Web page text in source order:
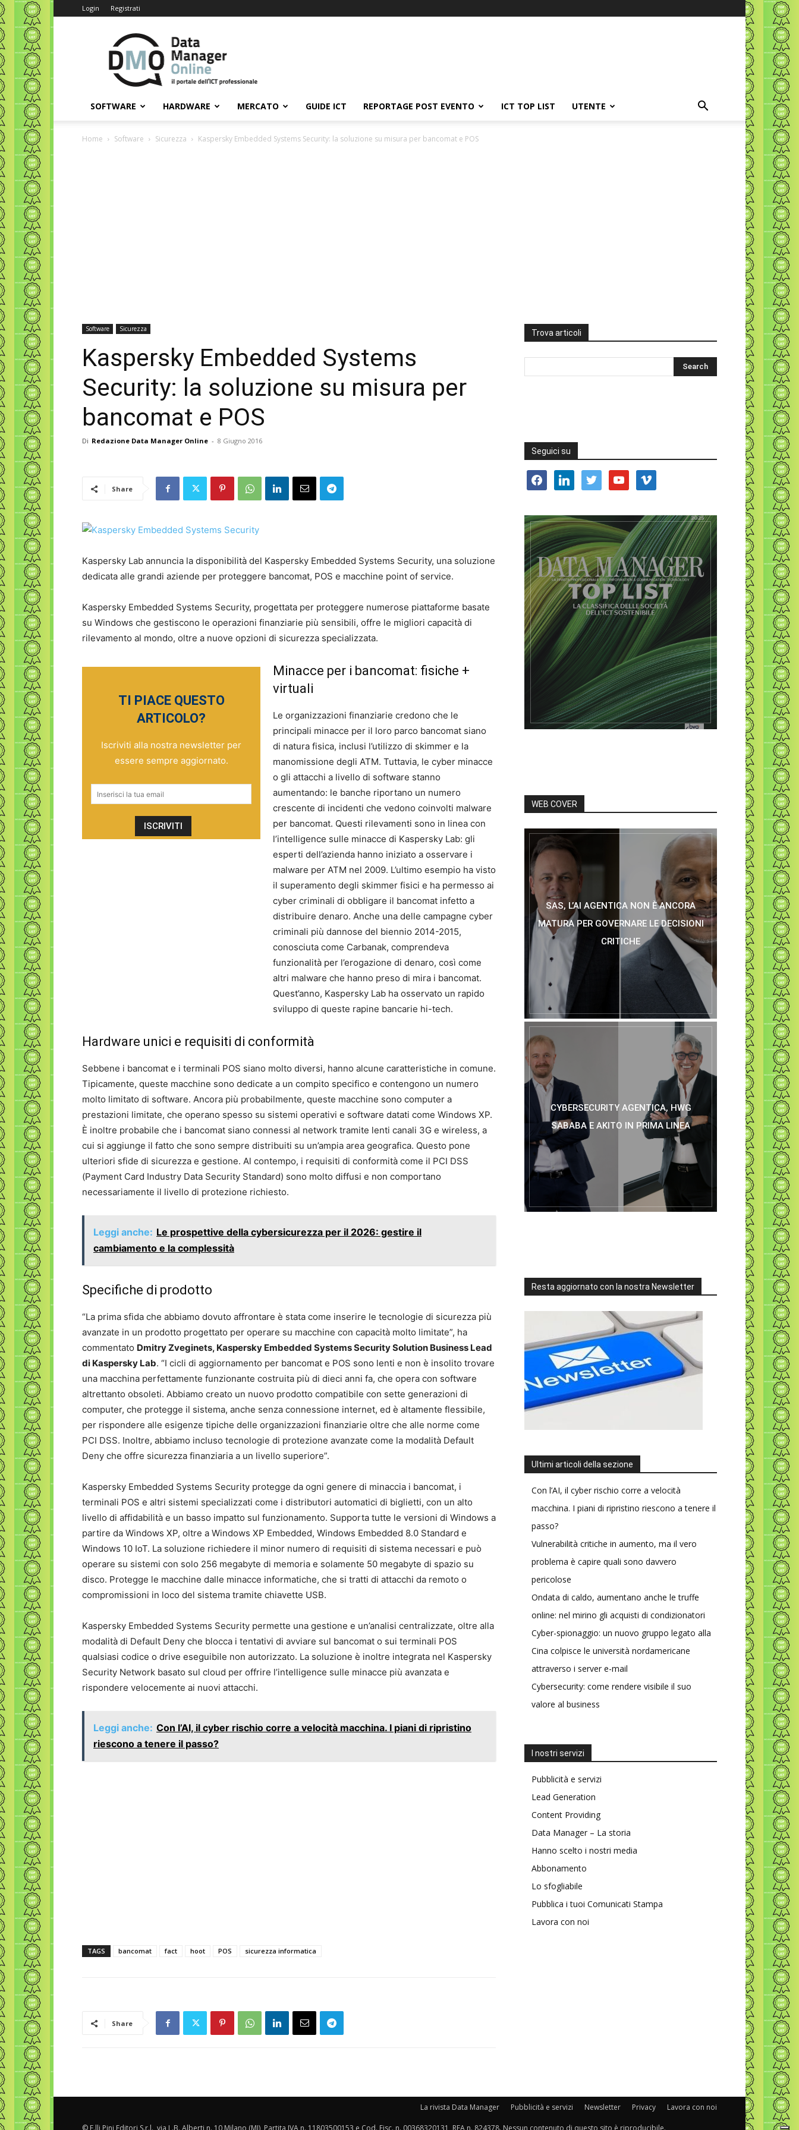
Login Registrati
Data
Manager
Online
SOFTWARE HARDWARE MERCATO GUIDE ICT REPORTAGE POST EVENTO ICT TOP LIST UTENTE
Home Software Sicurezza Kaspersky Embedded Systems Security: la soluzione su misura per bancomat e POS
Software Sicurezza
Kaspersky Embedded Systems
Security: la soluzione su misura per
bancomat e POS
Di Redazione Data Manager Online - 8 Giugno 2016
Share
Kaspersky Lab annuncia la disponibilità del Kaspersky Embedded Systems Security, una soluzione
dedicata alle grandi aziende per proteggere bancomat, POS e macchine point of service.
Kaspersky Embedded Systems Security, progettata per proteggere numerose piattaforme basate
su Windows che gestiscono le operazioni finanziarie più sensibili, offre le migliori capacità di
rilevamento al mondo, oltre a nuove opzioni di sicurezza specializzata.
TI PIACE QUESTO
ARTICOLO?
Iscriviti alla nostra newsletter per
essere sempre aggiornato.
Minacce per i bancomat: fisiche +
virtuali
Le organizzazioni finanziarie credono che le
principali minacce per il loro parco bancomat siano
di natura fisica, inclusi l’utilizzo di skimmer e la
manomissione degli ATM. Tuttavia, le cyber minacce
o gli attacchi a livello di software stanno
aumentando: le banche riportano un numero
crescente di incidenti che vedono coinvolti malware
per bancomat. Questi rilevamenti sono in linea con
l’intelligence sulle minacce di Kaspersky Lab: gli
esperti dell’azienda hanno iniziato a osservare i
malware per ATM nel 2009. L’ultimo esempio ha visto
il superamento degli skimmer fisici e ha permesso ai
cyber criminali di obbligare il bancomat infetto a
distribuire denaro. Anche una delle campagne cyber
criminali più dannose del biennio 2014-2015,
conosciuta come Carbanak, comprendeva
funzionalità per l’erogazione di denaro, così come
altri malware che hanno preso di mira i bancomat.
Quest’anno, Kaspersky Lab ha osservato un rapido
sviluppo di queste rapine bancarie hi-tech.
Hardware unici e requisiti di conformità
Sebbene i bancomat e i terminali POS siano molto diversi, hanno alcune caratteristiche in comune.
Tipicamente, queste macchine sono dedicate a un compito specifico e contengono un numero
molto limitato di software. Ancora più probabilmente, queste macchine sono computer a
prestazioni limitate, che operano spesso su sistemi operativi e software datati come Windows XP.
È inoltre probabile che i bancomat siano connessi al network tramite lenti canali 3G e wireless, a
cui si aggiunge il fatto che sono sempre distribuiti su un’ampia area geografica. Questo pone
ulteriori sfide di sicurezza e gestione. Al contempo, i requisiti di conformità come il PCI DSS
(Payment Card Industry Data Security Standard) sono molto diffusi e non comportano
necessariamente il livello di protezione richiesto.
Leggi anche: Le prospettive della cybersicurezza per il 2026: gestire il
cambiamento e la complessità
Specifiche di prodotto
“La prima sfida che abbiamo dovuto affrontare è stata come inserire le tecnologie di sicurezza più
avanzate in un prodotto progettato per operare su macchine con capacità molto limitate”, ha
commentato Dmitry Zveginets, Kaspersky Embedded Systems Security Solution Business Lead
di Kaspersky Lab. “I cicli di aggiornamento per bancomat e POS sono lenti e non è insolito trovare
una macchina perfettamente funzionante costruita più di dieci anni fa, che opera con software
altrettanto obsoleti. Abbiamo creato un nuovo prodotto compatibile con sette generazioni di
computer, che protegge il sistema, anche senza connessione internet, ed è altamente flessibile,
per rispondere alle esigenze tipiche delle organizzazioni finanziarie oltre che alle norme come
PCI DSS. Inoltre, abbiamo incluso tecnologie di protezione avanzate come la modalità Default
Deny che offre sicurezza finanziaria a un livello superiore”.
Kaspersky Embedded Systems Security protegge da ogni genere di minaccia i bancomat, i
terminali POS e altri sistemi specializzati come i distributori automatici di biglietti, con un alto
livello di affidabilità e un basso impatto sul funzionamento. Supporta tutte le versioni di Windows a
partire da Windows XP, oltre a Windows XP Embedded, Windows Embedded 8.0 Standard e
Windows 10 IoT. La soluzione richiedere il minor numero di requisiti di sistema necessari e può
operare su sistemi con solo 256 megabyte di memoria e solamente 50 megabyte di spazio su
disco. Protegge le macchine dalle minacce informatiche, che si tratti di attacchi da remoto o
compromissioni in loco del sistema tramite chiavette USB.
Kaspersky Embedded Systems Security permette una gestione e un’analisi centralizzate, oltre alla
modalità di Default Deny che blocca i tentativi di avviare sul bancomat o sui terminali POS
qualsiasi codice o drive eseguibile non autorizzato. La soluzione è inoltre integrata nel Kaspersky
Security Network basato sul cloud per offrire l’intelligence sulle minacce più avanzata e
rispondere velocemente ai nuovi attacchi.
Leggi anche: Con l’AI, il cyber rischio corre a velocità macchina. I piani di ripristino
riescono a tenere il passo?
TAGS bancomat fact hoot POS sicurezza informatica
Share
Trova articoli
Seguici su
facebooklinkedin twitter youtube vimeo
WEB COVER
SAS, L’AI AGENTICA NON È ANCORA
MATURA PER GOVERNARE LE DECISIONI
CRITICHE
CYBERSECURITY AGENTICA, HWG
SABABA E AKITO IN PRIMA LINEA
Resta aggiornato con la nostra Newsletter
Ultimi articoli della sezione
Con l’AI, il cyber rischio corre a velocità
macchina. I piani di ripristino riescono a tenere il
passo?
Vulnerabilità critiche in aumento, ma il vero
problema è capire quali sono davvero
pericolose
Ondata di caldo, aumentano anche le truffe
online: nel mirino gli acquisti di condizionatori
Cyber-spionaggio: un nuovo gruppo legato alla
Cina colpisce le università nordamericane
attraverso i server e-mail
Cybersecurity: come rendere visibile il suo
valore al business
I nostri servizi
Pubblicità e servizi
Lead Generation
Content Providing
Data Manager – La storia
Hanno scelto i nostri media
Abbonamento
Lo sfogliabile
Pubblica i tuoi Comunicati Stampa
Lavora con noi
La rivista Data Manager Pubblicità e servizi Newsletter Privacy Lavora con noi
© F.lli Pini Editori S.r.l., via L.B. Alberti n. 10 Milano (MI), Partita IVA n. 11803500153 e Cod. Fisc. n. 00368320131, REA n. 824378. Nessun contenuto di questo sito è riproducibile.